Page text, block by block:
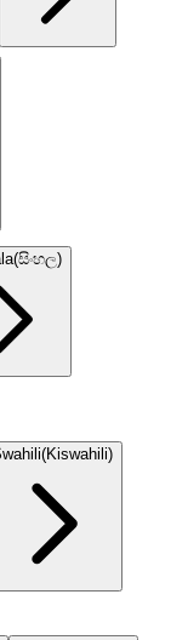
(සිංහල)
(Kiswahili)